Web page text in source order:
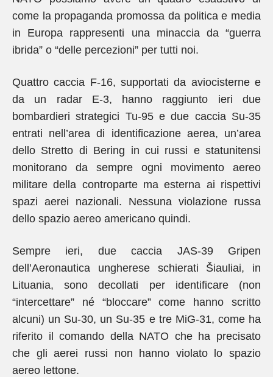
come la propaganda promossa da politica e media
in Europa rappresenti una minaccia da “guerra
ibrida” o “delle percezioni” per tutti noi.
Quattro caccia F-16, supportati da aviocisterne e
da un radar E-3, hanno raggiunto ieri due
bombardieri strategici Tu-95 e due caccia Su-35
entrati nell’area di identificazione aerea, un’area
dello Stretto di Bering in cui russi e statunitensi
monitorano da sempre ogni movimento aereo
militare della controparte ma esterna ai rispettivi
spazi aerei nazionali. Nessuna violazione russa
dello spazio aereo americano quindi.
Sempre ieri, due caccia JAS-39 Gripen
dell’Aeronautica ungherese schierati Šiauliai, in
Lituania, sono decollati per identificare (non
“intercettare” né “bloccare” come hanno scritto
alcuni) un Su-30, un Su-35 e tre MiG-31, come ha
riferito il comando della NATO che ha precisato
che gli aerei russi non hanno violato lo spazio
aereo lettone.